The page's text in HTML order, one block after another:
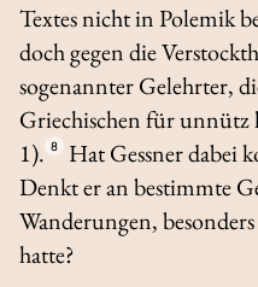
Textes nicht in Polemik
doch gegen die
sogenannter Gelehrter,
Griechischen für unnütz
1). 8
Hat Gessner dabei
Denkt er an bestimmte
Wanderungen,
hatte?